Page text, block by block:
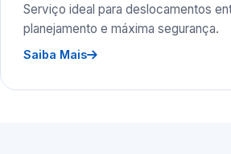
Serviço ideal para deslocamentos
planejamento e máxima segurança.
Saiba Mais